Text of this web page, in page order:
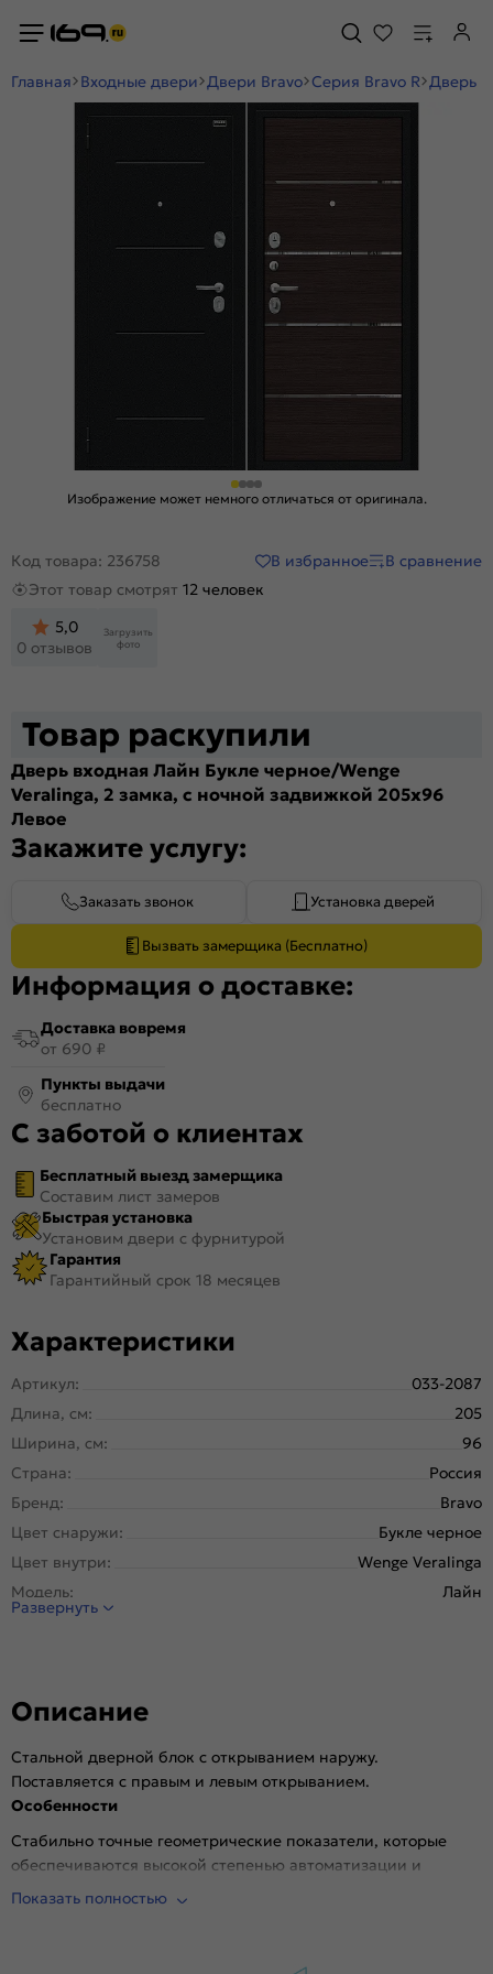
Главная Входные двери Двери Bravo Серия Bravo R Дверь
Изображение может немного отличаться от оригинала.
Код товара: 236758 В избранное
В сравнение
Этот товар смотрят 12 человек
5,0
0 отзывов
Загрузить
фото
Товар раскупили
Дверь входная Лайн Букле черное/Wenge
Veralinga, 2 замка, с ночной задвижкой 205x96
Левое
Закажите услугу:
Заказать звонок Установка дверей
Вызвать замерщика (Бесплатно)
Информация о доставке:
Доставка вовремя
от 690 ₽
Пункты выдачи
бесплатно
С заботой о клиентах
Бесплатный выезд замерщика
Составим лист замеров
Быстрая установка
Установим двери с фурнитурой
Гарантия
Гарантийный срок 18 месяцев
Характеристики
Артикул:
033-2087
Длина, см:
205
Ширина, см:
96
Страна:
Россия
Бренд:
Bravo
Цвет снаружи:
Букле черное
Цвет внутри:
Wenge Veralinga
Модель:
Лайн
Открывание:
Марка
Отделка
снаружи:
Стальной лист с декоративным тиснением.
Отделка
Декоративная панель. Толщина 6 мм, Эко Шпон,
Окраска:
Индустриальная полиэфирная порошковая
Толщина полотна/коробки, мм:
Толщина стали полотна (снаружи/внутри), мм:
Развернуть
Описание
Стальной дверной блок с открыванием наружу.
Поставляется с правым и левым открыванием.
Особенности
Стабильно точные геометрические показатели, которые
обеспечиваются высокой степенью автоматизации и
роботизации производства. Подходит для установки в
Показать полностью